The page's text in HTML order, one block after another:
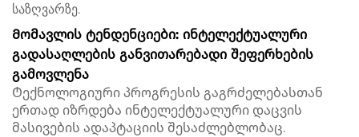
საზღვარზე.
Მომავლის ტენდენციები: ინტელექტუალური
გადასაღლების განვითარებადი შეფერხების
გამოვლენა
Ტექნოლოგიური პროგრესის გაგრძელებასთან
ერთად იზრდება ინტელექტუალური დაცვის
მასივების ადაპტაციის შესაძლებლობაც.